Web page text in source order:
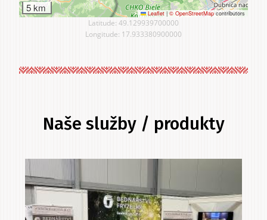
5 km Leaflet | © OpenStreetMapcontributors
Latitude: 49.129939700000
Longitude: 17.933380900000
Naše služby / produkty